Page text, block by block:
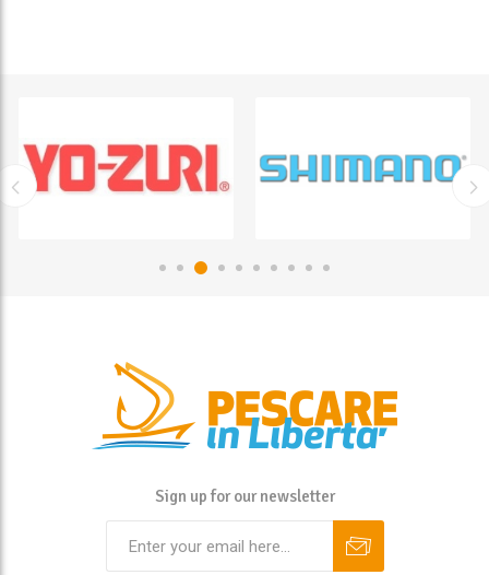
Sign up for our newsletter